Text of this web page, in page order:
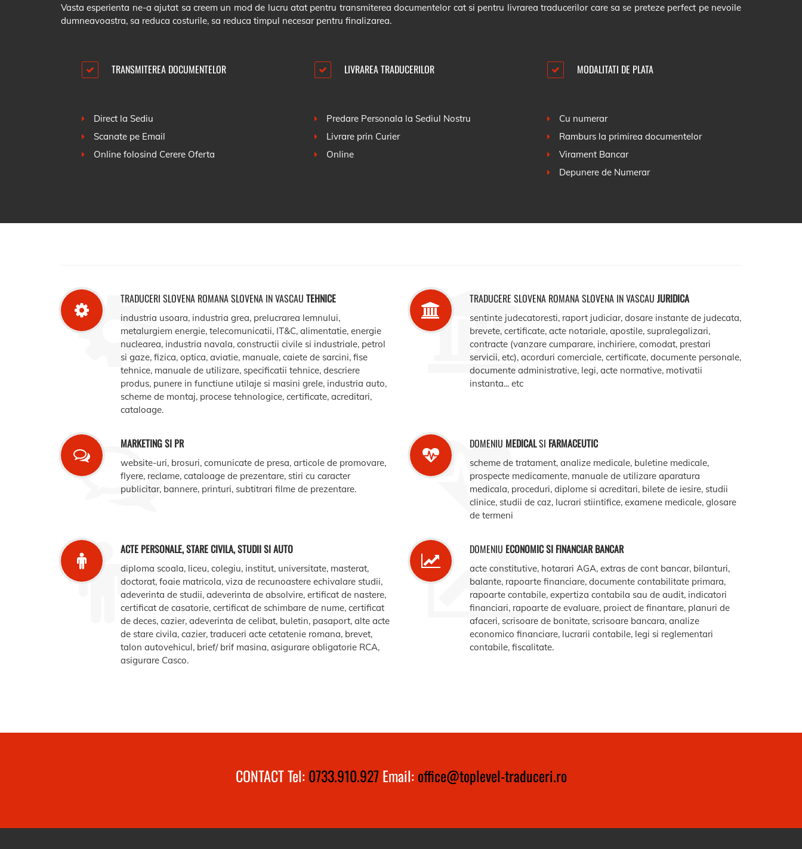
Vasta esperienta ne-a ajutat sa creem un mod de lucru atat pentru transmiterea documentelor cat si pentru livrarea traducerilor care sa se preteze perfect pe nevoile
dumneavoastra, sa reduca costurile, sa reduca timpul necesar pentru finalizarea.
TRANSMITEREA DOCUMENTELOR
Direct la Sediu
Scanate pe Email
Online folosind Cerere Oferta
LIVRAREA TRADUCERILOR
Predare Personala la Sediul Nostru
Livrare prin Curier
Online
MODALITATI DE PLATA
Cu numerar
Ramburs la primirea documentelor
Virament Bancar
Depunere de Numerar
TRADUCERI SLOVENA ROMANA SLOVENA IN VASCAU TEHNICE
industria usoara, industria grea, prelucrarea lemnului,
metalurgiem energie, telecomunicatii, IT&C, alimentatie, energie
nuclearea, industria navala, constructii civile si industriale, petrol
si gaze, fizica, optica, aviatie, manuale, caiete de sarcini, fise
tehnice, manuale de utilizare, specificatii tehnice, descriere
produs, punere in functiune utilaje si masini grele, industria auto,
scheme de montaj, procese tehnologice, certificate, acreditari,
cataloage.
TRADUCERE SLOVENA ROMANA SLOVENA IN VASCAU JURIDICA
sentinte judecatoresti, raport judiciar, dosare instante de judecata,
brevete, certificate, acte notariale, apostile, supralegalizari,
contracte (vanzare cumparare, inchiriere, comodat, prestari
servicii, etc), acorduri comerciale, certificate, documente personale,
documente administrative, legi, acte normative, motivatii
instanta... etc
MARKETING SI PR
website-uri, brosuri, comunicate de presa, articole de promovare,
flyere, reclame, cataloage de prezentare, stiri cu caracter
publicitar, bannere, printuri, subtitrari filme de prezentare.
DOMENIU MEDICALSI FARMACEUTIC
scheme de tratament, analize medicale, buletine medicale,
prospecte medicamente, manuale de utilizare aparatura
medicala, proceduri, diplome si acreditari, bilete de iesire, studii
clinice, studii de caz, lucrari stiintifice, examene medicale, glosare
de termeni
ACTE PERSONALE, STARE CIVILA, STUDII SI AUTO
diploma scoala, liceu, colegiu, institut, universitate, masterat,
doctorat, foaie matricola, viza de recunoastere echivalare studii,
adeverinta de studii, adeverinta de absolvire, ertificat de nastere,
certificat de casatorie, certificat de schimbare de nume, certificat
de deces, cazier, adeverinta de celibat, buletin, pasaport, alte acte
de stare civila, cazier, traduceri acte cetatenie romana, brevet,
talon autovehicul, brief/ brif masina, asigurare obligatorie RCA,
asigurare Casco.
DOMENIU ECONOMIC SI FINANCIAR BANCAR
acte constitutive, hotarari AGA, extras de cont bancar, bilanturi,
balante, rapoarte financiare, documente contabilitate primara,
rapoarte contabile, expertiza contabila sau de audit, indicatori
financiari, rapoarte de evaluare, proiect de finantare, planuri de
afaceri, scrisoare de bonitate, scrisoare bancara, analize
economico financiare, lucrarii contabile, legi si reglementari
contabile, fiscalitate.
CONTACT Tel: 0733.910.927Email: office@toplevel-traduceri.ro